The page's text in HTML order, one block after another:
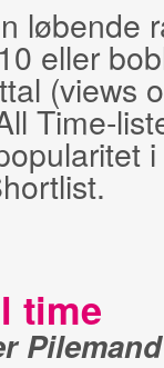
løbende
eller
(views
Time-
time